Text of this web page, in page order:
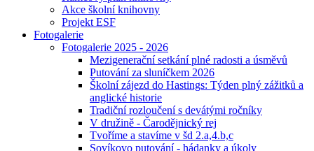
Akce školní knihovny
Projekt ESF
Fotogalerie
Fotogalerie 2025 - 2026
Mezigenerační setkání plné radosti a úsměvů
Putování za sluníčkem 2026
Školní zájezd do Hastings: Týden plný zážitků a
anglické historie
Tradiční rozloučení s devátými ročníky
V družině - Čarodějnický rej
Tvoříme a stavíme v šd 2.a,4.b,c
Sovíkovo putování - hádanky a úkoly